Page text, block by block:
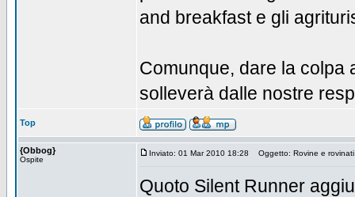
and breakfast e gli
Comunque, dare la colpa
solleverà dalle nostre
Top
{Obbog}
Ospite
Inviato: 01 Mar 2010 18:28 Oggetto: Rovine e
Quoto Silent Runner